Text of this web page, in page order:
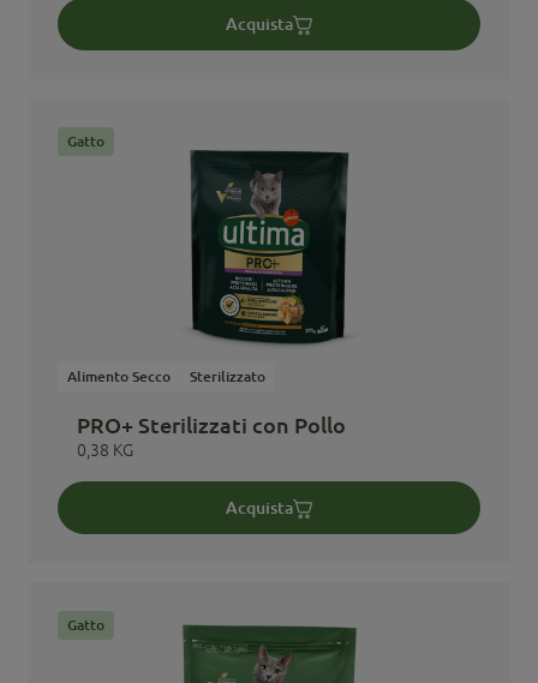
Acquista
Alimento Secco Sterilizzato
PRO+ Sterilizzati con Pollo
0,38 KG
Gatto
Acquista
Gatto